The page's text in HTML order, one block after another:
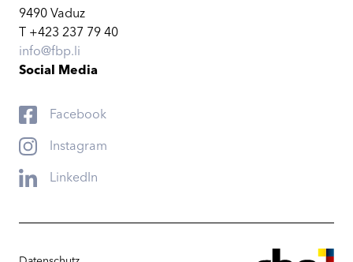
9490 Vaduz
T +423 237 79 40
info@fbp.li
Social Media
Facebook
Instagram
LinkedIn